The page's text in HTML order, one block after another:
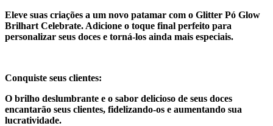
Eleve suas criações a um novo patamar com o Glitter Pó Glow
Brilhart Celebrate. Adicione o toque final perfeito para
personalizar seus doces e torná-los ainda mais especiais.
Conquiste seus clientes:
O brilho deslumbrante e o sabor delicioso de seus doces
encantarão seus clientes, fidelizando-os e aumentando sua
lucratividade.